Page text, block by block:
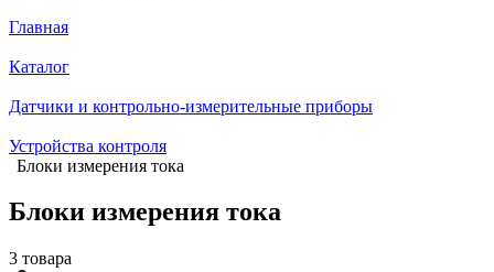
Главная
Каталог
Датчики и контрольно-измерительные приборы
Устройства контроля
Блоки измерения тока
Блоки измерения тока
3 товара